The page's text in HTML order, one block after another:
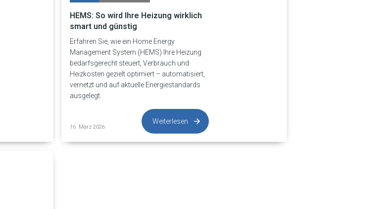
HEMS: So wird Ihre Heizung wirklich
smart und günstig
Erfahren Sie, wie ein Home Energy
Management System (HEMS) Ihre Heizung
bedarfsgerecht steuert, Verbrauch und
Heizkosten gezielt optimiert – automatisiert,
vernetzt und auf aktuelle Energiestandards
ausgelegt.
16. März 2026
Weiterlesen